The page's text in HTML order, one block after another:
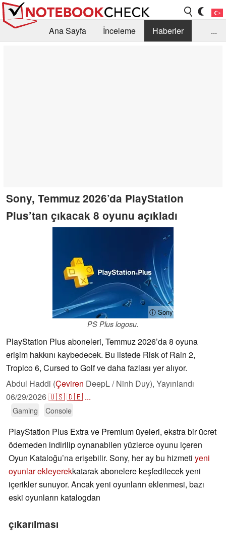
Ana Sayfa İnceleme
Haberler
...
Sony, Temmuz 2026’da PlayStation
Plus’tan çıkacak 8 oyunu açıkladı
ⓘ Sony
PS Plus logosu.
PlayStation Plus aboneleri, Temmuz 2026’da 8 oyuna
erişim hakkını kaybedecek. Bu listede Risk of Rain 2,
Tropico 6, Cursed to Golf ve daha fazlası yer alıyor.
Abdul Haddi (Çeviren DeepL / Ninh Duy), Yayınlandı
06/29/2026🇺🇸🇩🇪 ...
Gaming Console
PlayStation Plus Extra ve Premium üyeleri, ekstra bir ücret
ödemeden indirilip oynanabilen yüzlerce oyunu içeren
Oyun Kataloğu’na erişebilir. Sony, her ay bu hizmeti yeni
oyunlar ekleyerekkatarak abonelere keşfedilecek yeni
içerikler sunuyor. Ancak yeni oyunların eklenmesi, bazı
eski oyunların katalogdan
çıkarılması